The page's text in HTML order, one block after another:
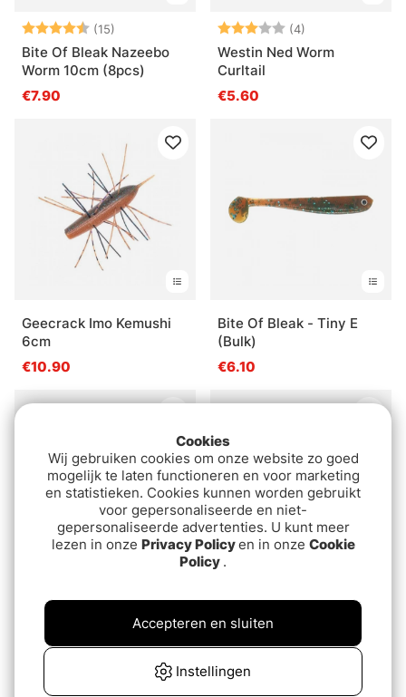
Beoordeling:
(15)
Bite Of Bleak Nazeebo
Worm 10cm (8pcs)
€7.90
Beoordeling:
(4)
Westin Ned Worm
Curltail
€5.60
Geecrack Imo Kemushi
6cm
€10.90
Bite Of Bleak - Tiny E
(Bulk)
€6.10
Grub 3.0 (10-pak)
€6.70
Cookies
Wij gebruiken cookies om onze website zo goed
mogelijk te laten functioneren en voor marketing
en statistieken. Cookies kunnen worden gebruikt
voor gepersonaliseerde en niet-
gepersonaliseerde advertenties. U kunt meer
lezen in onze Privacy Policyen in onze Cookie
Policy .
Instellingen
Accepteren en sluiten